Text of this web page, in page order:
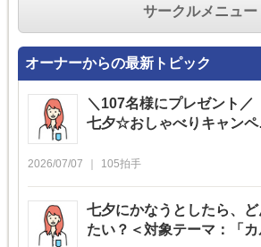
サークルメニュー
オーナーからの最新トピック
＼107名様にプレゼント／
七夕☆おしゃべりキャン
2026/07/07 105拍手
七夕にかなうとしたら、
たい？＜対象テーマ：「